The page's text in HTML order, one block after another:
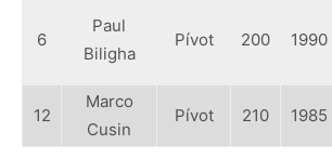
6
Paul
Biligha
Pívot 200 1990
12
Marco
Cusin
Pívot 210 1985